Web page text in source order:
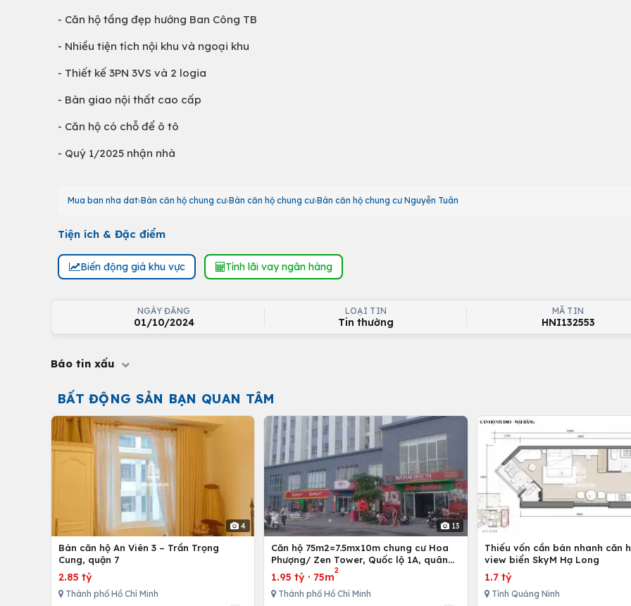
- Căn hộ tầng đẹp hướng Ban Công TB
- Nhiều tiện tích nội khu và ngoại khu
- Thiết kế 3PN 3VS và 2 logia
- Bàn giao nội thất cao cấp
- Căn hộ có chỗ để ô tô
- Quý 1/2025 nhận nhà
Mua ban nha dat Bán căn hộ chung cư Bán căn hộ chung cư Bán căn hộ chung cư Nguyễn Tuân
Tiện ích & Đặc điểm
Biến động giá khu vực Tính lãi vay ngân hàng
NGÀY ĐĂNG
01/10/2024
LOẠI TIN
Tin thường
MÃ TIN
HNI132553
Báo tin xấu
BẤT ĐỘNG SẢN BẠN QUAN TÂM
4
Bán căn hộ An Viên 3 – Trần Trọng
Cung, quận 7
2.85 tỷ
Thành phố Hồ Chí Minh
13
Căn hộ 75m2=7.5mx10m chung cư Hoa
Phượng/ Zen Tower, Quốc lộ 1A, quân
12,Tp. Hồ Chí Minh, Việt Nam
1.95 tỷ · 75m
2
Thành phố Hồ Chí Minh
Thiếu vốn cần bán nhanh căn
view biển SkyM Hạ Long
1.7 tỷ
Tỉnh Quảng Ninh